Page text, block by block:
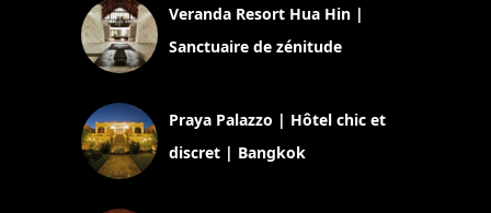
Veranda Resort Hua Hin |
Sanctuaire de zénitude
Praya Palazzo | Hôtel chic et
discret | Bangkok